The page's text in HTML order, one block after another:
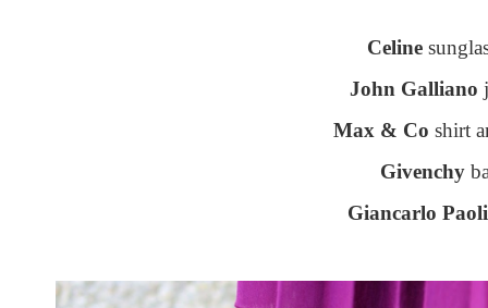
Celine
John Galliano
Max & Coshirt
Givenchy
Giancarlo Paoli